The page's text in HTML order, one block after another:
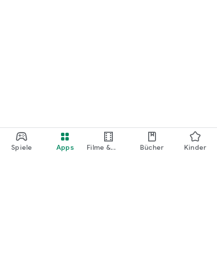
Spiele Apps
Filme &
Bücher Kinder